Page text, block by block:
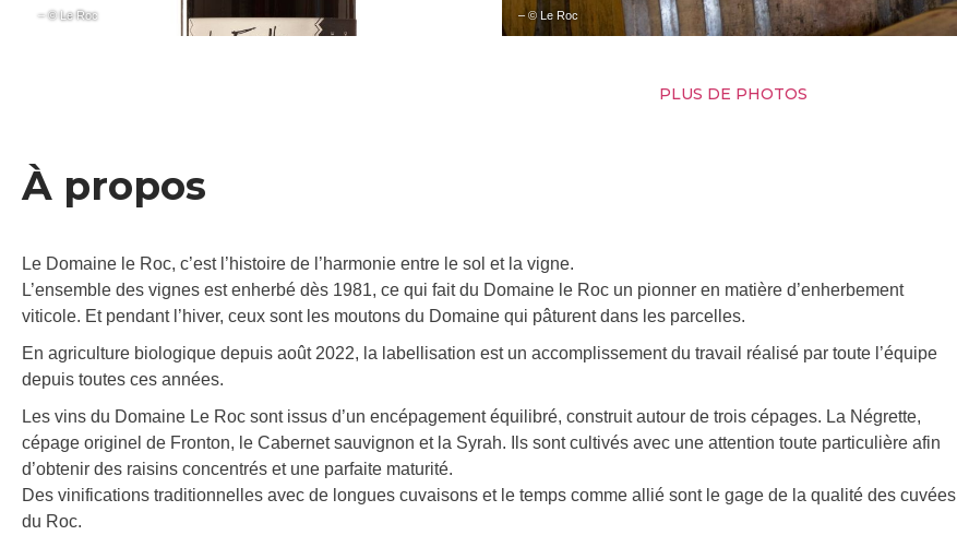
– © Le Roc – © Le Roc
PLUS DE PHOTOS
À propos
Le Domaine le Roc, c’est l’histoire de l’harmonie entre le sol et la vigne.
L’ensemble des vignes est enherbé dès 1981, ce qui fait du Domaine le Roc un pionner en matière d’enherbement
viticole. Et pendant l’hiver, ceux sont les moutons du Domaine qui pâturent dans les parcelles.
En agriculture biologique depuis août 2022, la labellisation est un accomplissement du travail réalisé par toute l’équipe
depuis toutes ces années.
Les vins du Domaine Le Roc sont issus d’un encépagement équilibré, construit autour de trois cépages. La Négrette,
cépage originel de Fronton, le Cabernet sauvignon et la Syrah. Ils sont cultivés avec une attention toute particulière afin
d’obtenir des raisins concentrés et une parfaite maturité.
Des vinifications traditionnelles avec de longues cuvaisons et le temps comme allié sont le gage de la qualité des cuvées
du Roc.